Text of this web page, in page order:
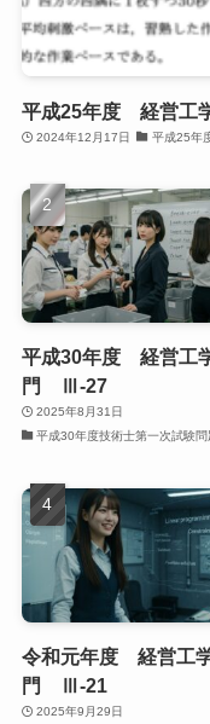
平成25年度 経営
2024年12月17日 平成25年
平成30年度 経営工
門 Ⅲ-27
2025年8月31日
平成30年度技術士第一次試験問
令和元年度 経営工
門 Ⅲ-21
2025年9月29日